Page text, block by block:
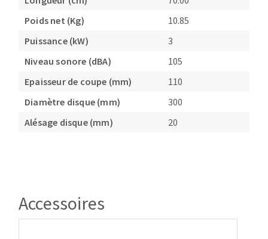
Poids net (Kg)
10.85
Puissance (kW)
3
Niveau sonore (dBA)
105
Epaisseur de coupe (mm)
110
Diamètre disque (mm)
300
Alésage disque (mm)
20
Accessoires